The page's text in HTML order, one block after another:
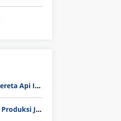
Gaji Karyawan PT KAI (Kereta Api Indonesia) Update 2025
Rata-Rata Gaji Operator Produksi Jabodetabek 2025: Bedah Tuntas UMK, Lemburan, dan Realita Hidup Buruh